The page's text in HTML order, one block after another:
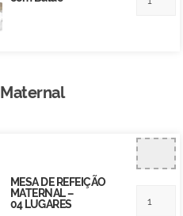
Maternal
MESA DE REFEIÇÃO
MATERNAL –
04 LUGARES